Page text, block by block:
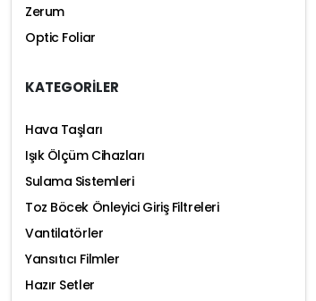
Zerum
Optic Foliar
KATEGORİLER
Hava Taşları
Işık Ölçüm Cihazları
Sulama Sistemleri
Toz Böcek Önleyici Giriş Filtreleri
Vantilatörler
Yansıtıcı Filmler
Hazır Setler